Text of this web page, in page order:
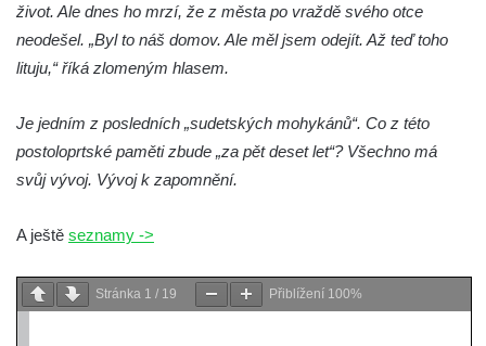
Hrob Maddalena Nicodema u kostela
svatého Mikuláše ve Velkých Žernosekách
kostela svatého Mikuláše ve Velkých
Žernosekách
Pomník obětem 1. světové války ve Velkých
Pamětní deska italských zajatců – stavitelů
Pomník obětem 2. světové války na hřbitově
život. Ale dnes ho mrzí, že z města po vraždě svého otce
neodešel. „Byl to náš domov. Ale měl jsem odejít. Až teď toho
lituju,“ říká zlomeným hlasem.
Je jedním z posledních „sudetských mohykánů“. Co z této
postoloprtské paměti zbude „za pět deset let“? Všechno má
svůj vývoj. Vývoj k zapomnění.
A ještě seznamy ->
Stránka 1 / 19 Přiblížení 100%